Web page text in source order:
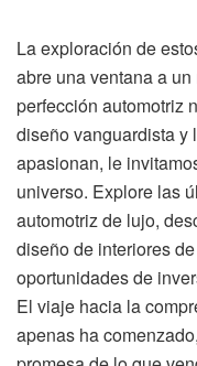
La exploración de
abre una ventana a
perfección automotriz
diseño vanguardista
apasionan, le
universo. Explore las
automotriz de lujo,
diseño de interiores
oportunidades de
El viaje hacia la
apenas ha